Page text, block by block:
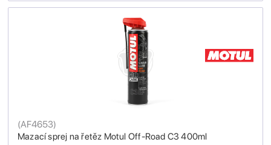
Mazací sprej na řetěz Motul Off-Road C3 400ml
(AF4653)